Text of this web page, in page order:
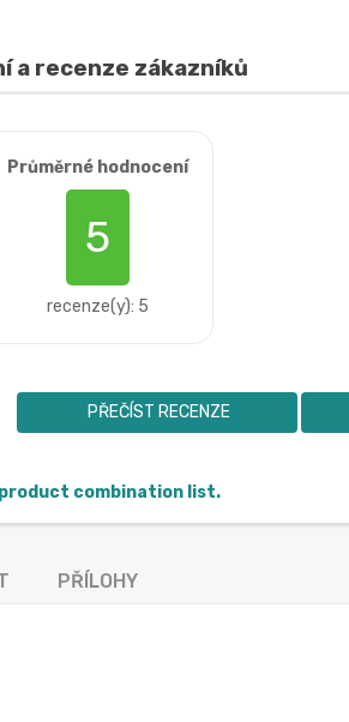
a recenze zákazníků
Průměrné hodnocení
5
recenze(y): 5
PŘEČÍST RECENZE
combination list.
PŘÍLOHY